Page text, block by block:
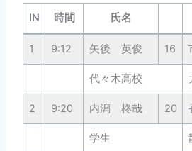
IN 時間 氏名
1 9:12 矢後 英俊 16
代々木高校
2 9:20 内潟 柊哉 20
学生